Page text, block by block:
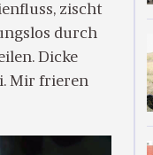
zischt
durch
Dicke
Mir frieren